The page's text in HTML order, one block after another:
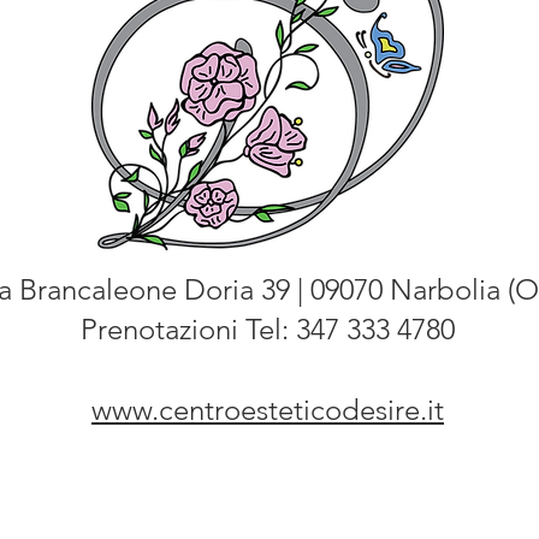
Brancaleone Doria 39 | 09070 Narbolia
Prenotazioni Tel: 347 333 4780
www.centroesteticodesire.it